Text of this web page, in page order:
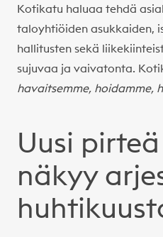
Kotikatu haluaa tehdä
taloyhtiöiden asukkaiden,
hallitusten sekä
sujuvaa ja vaivatonta.
havaitsemme, hoidamme,
Uusi
näkyy